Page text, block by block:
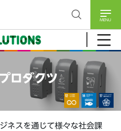
MENU
ロダクツ
ネスを通じて様々な社会課